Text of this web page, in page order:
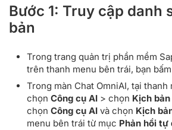
Bước 1: Truy cập danh
bản
Trong trang quản trị phần mềm
trên thanh menu bên trái, bạn
Trong màn Chat OmniAI, tại
chọn Công cụ AI > chọn Kịch
chọn Công cụ AI và chọn Kịch
menu bên trái từ mục Phản hồi tự